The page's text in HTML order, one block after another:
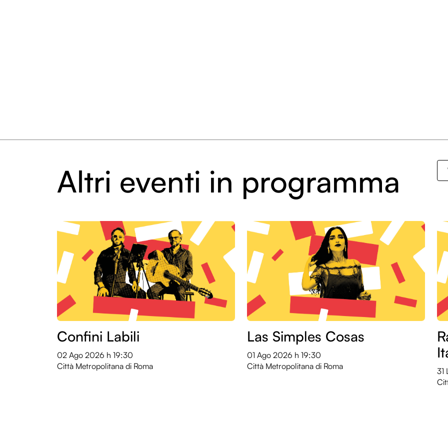
Altri eventi in programma
Confini Labili
02 Ago 2026 h 19:30
Città Metropolitana di Roma
Las Simples Cosas
01 Ago 2026 h 19:30
Città Metropolitana di Roma
31